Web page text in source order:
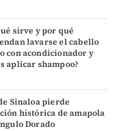
sirve y por qué
lavarse el cabello
con acondicionador y
aplicar shampoo?
Sinaloa pierde
histórica de amapola
Dorado